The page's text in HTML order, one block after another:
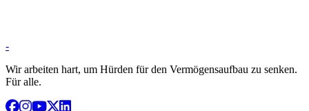
-
Wir arbeiten hart, um Hürden für den Vermögensaufbau zu senken.
Für alle.